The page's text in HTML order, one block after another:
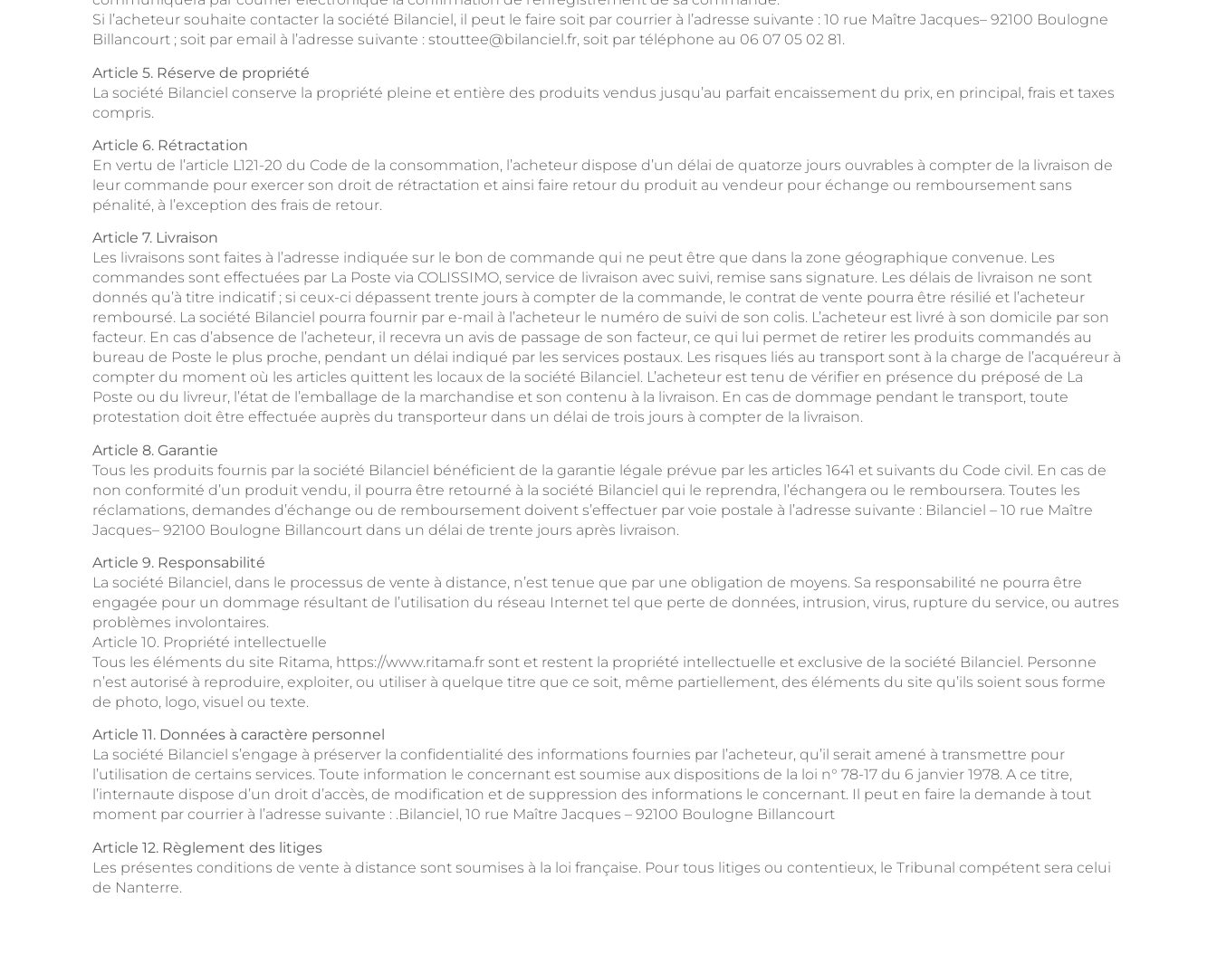
Si l’acheteur souhaite contacter la société Bilanciel, il peut le faire soit par courrier à l’adresse suivante : 10 rue Maître Jacques– 92100 Boulogne
Billancourt ; soit par email à l’adresse suivante : stouttee@bilanciel.fr, soit par téléphone au 06 07 05 02 81.
Article 5. Réserve de propriété
La société Bilanciel conserve la propriété pleine et entière des produits vendus jusqu’au parfait encaissement du prix, en principal, frais et taxes
compris.
Article 6. Rétractation
En vertu de l’article L121-20 du Code de la consommation, l’acheteur dispose d’un délai de quatorze jours ouvrables à compter de la livraison de
leur commande pour exercer son droit de rétractation et ainsi faire retour du produit au vendeur pour échange ou remboursement sans
pénalité, à l’exception des frais de retour.
Article 7. Livraison
Les livraisons sont faites à l’adresse indiquée sur le bon de commande qui ne peut être que dans la zone géographique convenue. Les
commandes sont effectuées par La Poste via COLISSIMO, service de livraison avec suivi, remise sans signature. Les délais de livraison ne sont
donnés qu’à titre indicatif ; si ceux-ci dépassent trente jours à compter de la commande, le contrat de vente pourra être résilié et l’acheteur
remboursé. La société Bilanciel pourra fournir par e-mail à l’acheteur le numéro de suivi de son colis. L’acheteur est livré à son domicile par son
facteur. En cas d’absence de l’acheteur, il recevra un avis de passage de son facteur, ce qui lui permet de retirer les produits commandés au
bureau de Poste le plus proche, pendant un délai indiqué par les services postaux. Les risques liés au transport sont à la charge de l’acquéreur à
compter du moment où les articles quittent les locaux de la société Bilanciel. L’acheteur est tenu de vérifier en présence du préposé de La
Poste ou du livreur, l’état de l’emballage de la marchandise et son contenu à la livraison. En cas de dommage pendant le transport, toute
protestation doit être effectuée auprès du transporteur dans un délai de trois jours à compter de la livraison.
Article 8. Garantie
Tous les produits fournis par la société Bilanciel bénéficient de la garantie légale prévue par les articles 1641 et suivants du Code civil. En cas de
non conformité d’un produit vendu, il pourra être retourné à la société Bilanciel qui le reprendra, l’échangera ou le remboursera. Toutes les
réclamations, demandes d’échange ou de remboursement doivent s’effectuer par voie postale à l’adresse suivante : Bilanciel – 10 rue Maître
Jacques– 92100 Boulogne Billancourt dans un délai de trente jours après livraison.
Article 9. Responsabilité
La société Bilanciel, dans le processus de vente à distance, n’est tenue que par une obligation de moyens. Sa responsabilité ne pourra être
engagée pour un dommage résultant de l’utilisation du réseau Internet tel que perte de données, intrusion, virus, rupture du service, ou autres
problèmes involontaires.
Article 10. Propriété intellectuelle
Tous les éléments du site Ritama, https://www.ritama.fr sont et restent la propriété intellectuelle et exclusive de la société Bilanciel. Personne
n’est autorisé à reproduire, exploiter, ou utiliser à quelque titre que ce soit, même partiellement, des éléments du site qu’ils soient sous forme
de photo, logo, visuel ou texte.
Article 11. Données à caractère personnel
La société Bilanciel s’engage à préserver la confidentialité des informations fournies par l’acheteur, qu’il serait amené à transmettre pour
l’utilisation de certains services. Toute information le concernant est soumise aux dispositions de la loi n° 78-17 du 6 janvier 1978. A ce titre,
l’internaute dispose d’un droit d’accès, de modification et de suppression des informations le concernant. Il peut en faire la demande à tout
moment par courrier à l’adresse suivante : .Bilanciel, 10 rue Maître Jacques – 92100 Boulogne Billancourt
Article 12. Règlement des litiges
Les présentes conditions de vente à distance sont soumises à la loi française. Pour tous litiges ou contentieux, le Tribunal compétent sera celui
de Nanterre.